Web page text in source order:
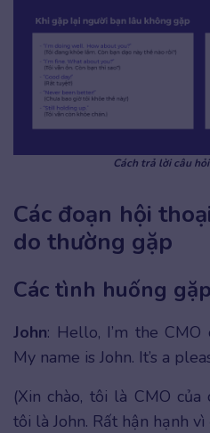
Cách trả lời câu
Các đoạn hội
do thường gặp
Các tình huống
John: Hello, I’m the CMO
My name is John. It’s a
(Xin chào, tôi là CMO
tôi là John. Rất hận hạnh